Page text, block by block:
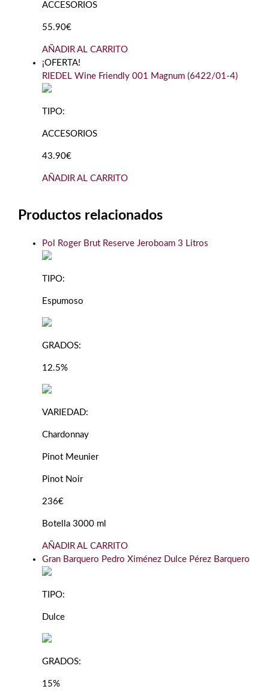
ACCESORIOS
55.90€
AÑADIR AL CARRITO
¡OFERTA!
RIEDEL Wine Friendly 001 Magnum (6422/01-4)
TIPO:
ACCESORIOS
43.90€
AÑADIR AL CARRITO
Productos relacionados
Pol Roger Brut Reserve Jeroboam 3 Litros
TIPO:
Espumoso
GRADOS:
12.5%
VARIEDAD:
Chardonnay
Pinot Meunier
Pinot Noir
236€
Botella 3000 ml
AÑADIR AL CARRITO
Gran Barquero Pedro Ximénez Dulce Pérez Barquero
TIPO:
Dulce
GRADOS:
15%